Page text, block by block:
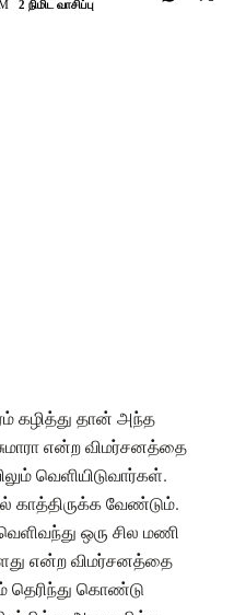
2 நிமிட வாசிப்பு
கழித்து தான் அந்த
என்ற விமர்சனத்தை
வெளியிடுவார்கள்.
காத்திருக்க வேண்டும்.
ஒரு சில மணி
என்ற விமர்சனத்தை
தெரிந்து கொண்டு